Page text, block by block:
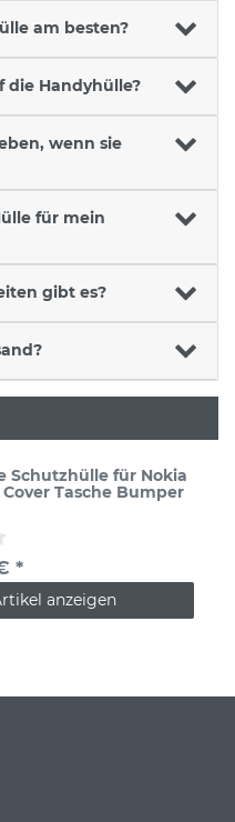
am besten?
die Handyhülle?
wenn sie
für mein
gibt es?
Schutzhülle für Nokia
Cover Tasche Bumper
*
anzeigen